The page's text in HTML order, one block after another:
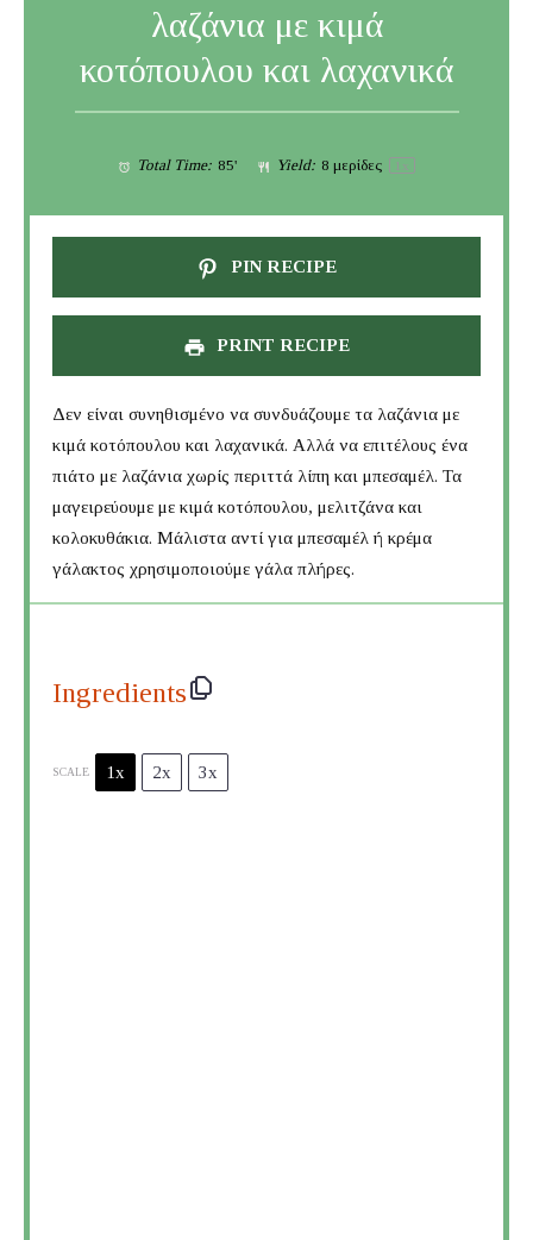
λαζάνια με κιμά
κοτόπουλου και λαχανικά
Total Time: 85' Yield: 8 μερίδες 1 x
PIN RECIPE
PRINT RECIPE
Δεν είναι συνηθισμένο να συνδυάζουμε τα λαζάνια με
κιμά κοτόπουλου και λαχανικά. Αλλά να επιτέλους ένα
πιάτο με λαζάνια χωρίς περιττά λίπη και μπεσαμέλ. Τα
μαγειρεύουμε με κιμά κοτόπουλου, μελιτζάνα και
κολοκυθάκια. Μάλιστα αντί για μπεσαμέλ ή κρέμα
γάλακτος χρησιμοποιούμε γάλα πλήρες.
Ingredients
SCALE 1x 2x 3x